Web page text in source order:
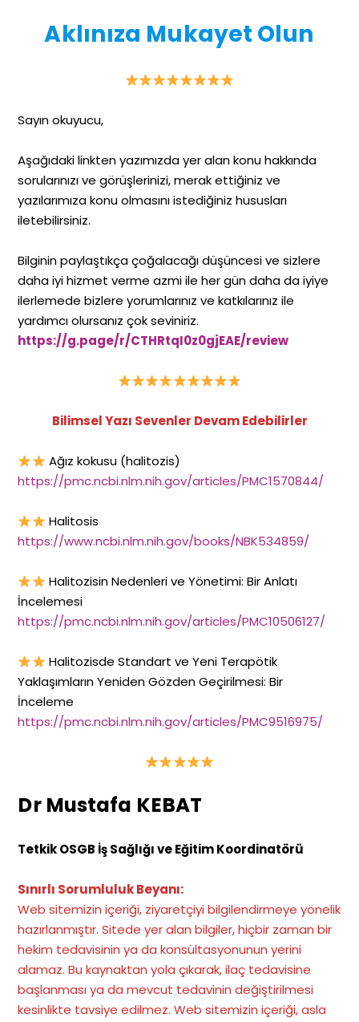
Aklınıza Mukayet Olun
Sayın okuyucu,
Aşağıdaki linkten yazımızda yer alan konu hakkında
sorularınızı ve görüşlerinizi, merak ettiğiniz ve
yazılarımıza konu olmasını istediğiniz hususları
iletebilirsiniz.
Bilginin paylaştıkça çoğalacağı düşüncesi ve sizlere
daha iyi hizmet verme azmi ile her gün daha da iyiye
ilerlemede bizlere yorumlarınız ve katkılarınız ile
yardımcı olursanız çok seviniriz.
https://g.page/r/CTHRtqI0z0gjEAE/review
Bilimsel Yazı Sevenler Devam Edebilirler
Ağız kokusu (halitozis)
https://pmc.ncbi.nlm.nih.gov/articles/PMC1570844/
Halitosis
https://www.ncbi.nlm.nih.gov/books/NBK534859/
Halitozisin Nedenleri ve Yönetimi: Bir Anlatı
İncelemesi
https://pmc.ncbi.nlm.nih.gov/articles/PMC10506127/
Halitozisde Standart ve Yeni Terapötik
Yaklaşımların Yeniden Gözden Geçirilmesi: Bir
İnceleme
https://pmc.ncbi.nlm.nih.gov/articles/PMC9516975/
Dr Mustafa KEBAT
Tetkik OSGB İş Sağlığı ve Eğitim Koordinatörü
Sınırlı Sorumluluk Beyanı:
Web sitemizin içeriği, ziyaretçiyi bilgilendirmeye yönelik
hazırlanmıştır. Sitede yer alan bilgiler, hiçbir zaman bir
hekim tedavisinin ya da konsültasyonunun yerini
alamaz. Bu kaynaktan yola çıkarak, ilaç tedavisine
başlanması ya da mevcut tedavinin değiştirilmesi
kesinlikte tavsiye edilmez. Web sitemizin içeriği, asla